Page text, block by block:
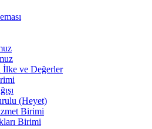
İlke ve Değerler
(Heyet)
Birimi
Birimi